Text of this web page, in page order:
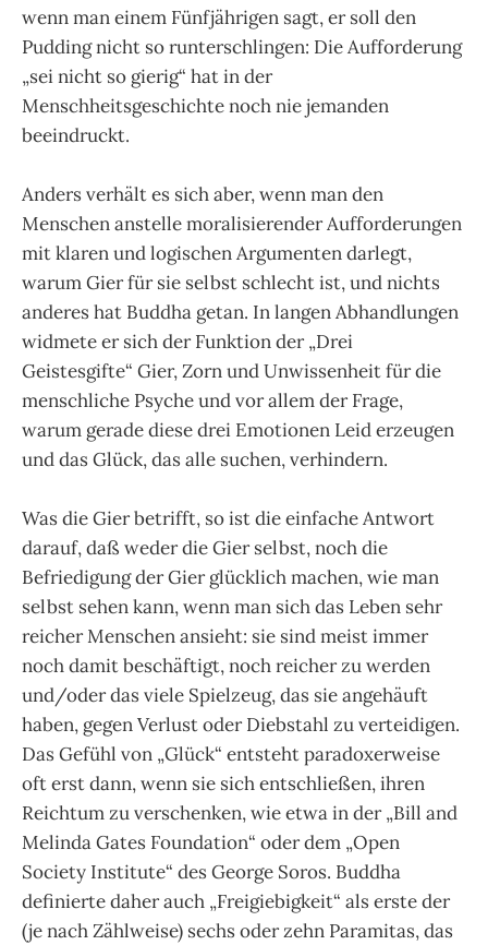
wenn man einem Fünfjährigen sagt, er soll den
Pudding nicht so runterschlingen: Die Aufforderung
„sei nicht so gierig“ hat in der
Menschheitsgeschichte noch nie jemanden
beeindruckt.
Anders verhält es sich aber, wenn man den
Menschen anstelle moralisierender Aufforderungen
mit klaren und logischen Argumenten darlegt,
warum Gier für sie selbst schlecht ist, und nichts
anderes hat Buddha getan. In langen Abhandlungen
widmete er sich der Funktion der „Drei
Geistesgifte“ Gier, Zorn und Unwissenheit für die
menschliche Psyche und vor allem der Frage,
warum gerade diese drei Emotionen Leid erzeugen
und das Glück, das alle suchen, verhindern.
Was die Gier betrifft, so ist die einfache Antwort
darauf, daß weder die Gier selbst, noch die
Befriedigung der Gier glücklich machen, wie man
selbst sehen kann, wenn man sich das Leben sehr
reicher Menschen ansieht: sie sind meist immer
noch damit beschäftigt, noch reicher zu werden
und/oder das viele Spielzeug, das sie angehäuft
haben, gegen Verlust oder Diebstahl zu verteidigen.
Das Gefühl von „Glück“ entsteht paradoxerweise
oft erst dann, wenn sie sich entschließen, ihren
Reichtum zu verschenken, wie etwa in der „Bill and
Melinda Gates Foundation“ oder dem „Open
Society Institute“ des George Soros. Buddha
definierte daher auch „Freigiebigkeit“ als erste der
(je nach Zählweise) sechs oder zehn Paramitas, das